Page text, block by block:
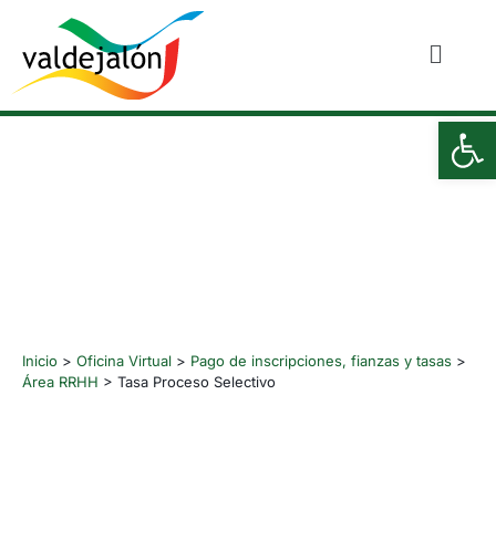
Inicio > Oficina Virtual > Pago de inscripciones, fianzas y tasas >
Área RRHH > Tasa Proceso Selectivo